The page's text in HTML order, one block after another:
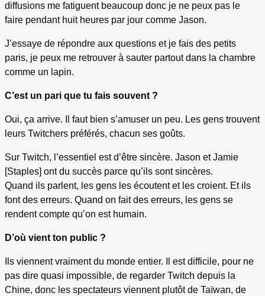
diffusions me fatiguent beaucoup donc je ne peux pas le
faire pendant huit heures par jour comme Jason.
J’essaye de répondre aux questions et je fais des petits
paris, je peux me retrouver à sauter partout dans la chambre
comme un lapin.
C’est un pari que tu fais souvent ?
Oui, ça arrive. Il faut bien s’amuser un peu. Les gens trouvent
leurs Twitchers préférés, chacun ses goûts.
Sur Twitch, l’essentiel est d’être sincère. Jason et Jamie
[Staples] ont du succès parce qu’ils sont sincères.
Quand ils parlent, les gens les écoutent et les croient. Et ils
font des erreurs. Quand on fait des erreurs, les gens se
rendent compte qu’on est humain.
D’où vient ton public ?
Ils viennent vraiment du monde entier. Il est difficile, pour ne
pas dire quasi impossible, de regarder Twitch depuis la
Chine, donc les spectateurs viennent plutôt de Taïwan, de